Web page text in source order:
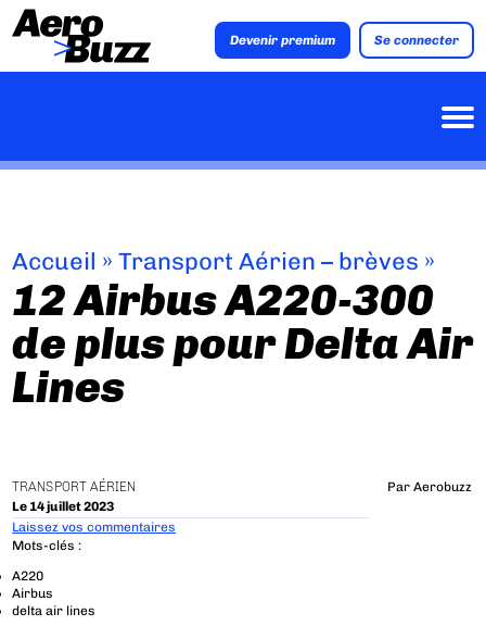
Devenir premium Se connecter
Accueil »Transport Aérien – brèves »
12 Airbus A220-300
de plus pour Delta Air
Lines
TRANSPORT AÉRIEN
Le 14 juillet 2023
Par Aerobuzz
Laissez vos commentaires
Mots-clés :
A220
Airbus
delta air lines